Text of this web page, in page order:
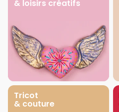
& loisirs créatifs
Tricot
& couture